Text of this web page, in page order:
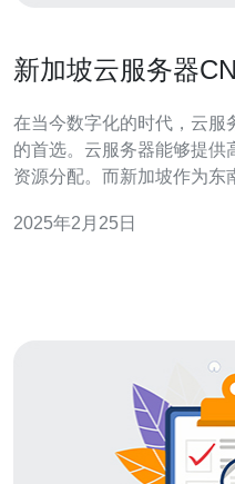
新加坡云服务器
在当今数字化的时代，云服
的首选。云服务器能够提供
资源分配。而新加坡作为东
用户提供高速稳定的网络连接。 新加坡云服务器
2025年2月25日